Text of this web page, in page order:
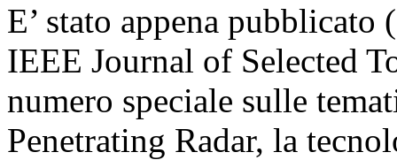
E’ stato appena
IEEE Journal of Selected
numero speciale sulle
Penetrating Radar, la